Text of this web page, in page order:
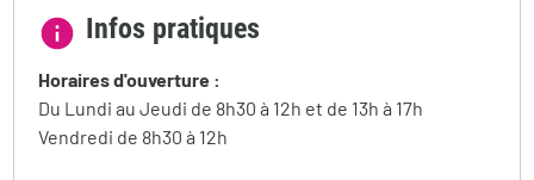
Infos pratiques
Horaires d'ouverture :
Du Lundi au Jeudi de 8h30 à 12h et de 13h à 17h
Vendredi de 8h30 à 12h